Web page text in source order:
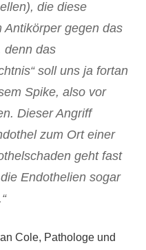
die diese
Antikörper gegen das
denn das
soll uns ja fortan
Spike, also vor
Dieser Angriff
zum Ort einer
geht fast
Endothelien sogar
Cole, Pathologe und